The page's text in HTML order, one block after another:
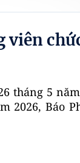
viên
tháng 5
2026, Báo